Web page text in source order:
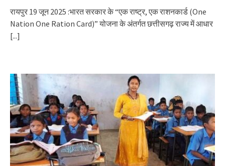
रायपुर 19 जून 2025 :भारत सरकार के “एक राष्ट्र, एक राशनकार्ड (One
Nation One Ration Card)” योजना के अंतर्गत छत्तीसगढ़ राज्य में आधार
[...]